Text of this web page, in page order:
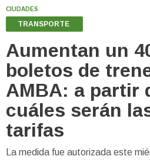
CIUDADES
TRANSPORTE
Aumentan un
boletos de
AMBA: a partir
cuáles serán
tarifas
La medida fue autorizada este